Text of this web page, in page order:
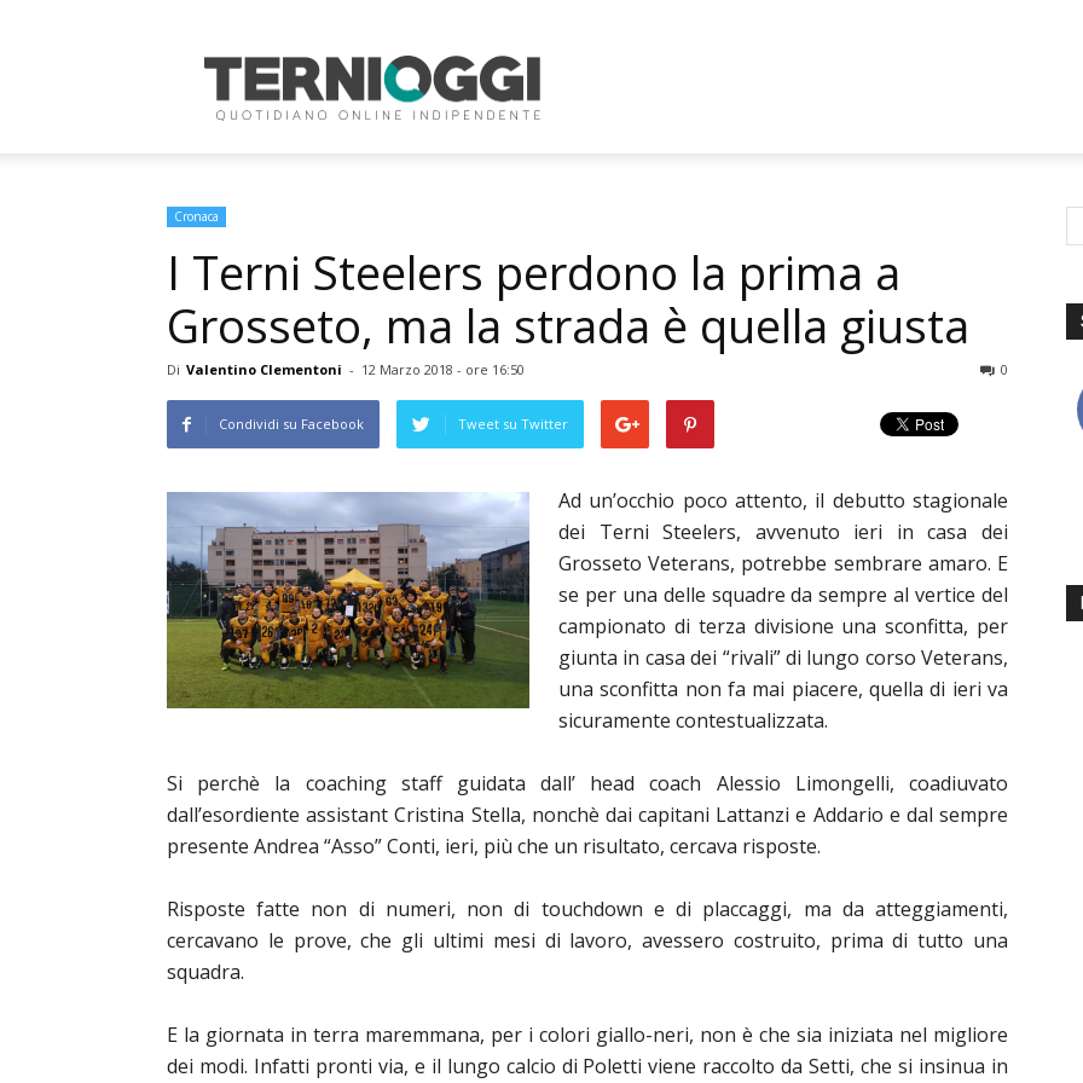
Oggi
Cronaca
I Terni Steelers perdono la prima a
Grosseto, ma la strada è quella giusta
Di Valentino Clementoni - 12 Marzo 2018 - ore 16:50 0
Condividi su Facebook Tweet su Twitter
Ad un’occhio poco attento, il debutto stagionale
dei Terni Steelers, avvenuto ieri in casa dei
Grosseto Veterans, potrebbe sembrare amaro. E
se per una delle squadre da sempre al vertice del
campionato di terza divisione una sconfitta, per
giunta in casa dei “rivali” di lungo corso Veterans,
una sconfitta non fa mai piacere, quella di ieri va
sicuramente contestualizzata.
Si perchè la coaching staff guidata dall’ head coach Alessio Limongelli, coadiuvato
dall’esordiente assistant Cristina Stella, nonchè dai capitani Lattanzi e Addario e dal sempre
presente Andrea “Asso” Conti, ieri, più che un risultato, cercava risposte.
Risposte fatte non di numeri, non di touchdown e di placcaggi, ma da atteggiamenti,
cercavano le prove, che gli ultimi mesi di lavoro, avessero costruito, prima di tutto una
squadra.
E la giornata in terra maremmana, per i colori giallo-neri, non è che sia iniziata nel migliore
dei modi. Infatti pronti via, e il lungo calcio di Poletti viene raccolto da Setti, che si insinua in